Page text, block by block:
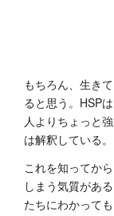
もちろん、生き
ると思う。HSP
人よりちょっと
は解釈している。
これを知ってか
しまう気質があ
たちにわかって